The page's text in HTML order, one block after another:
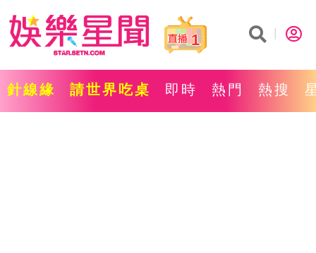
1
針線緣 請世界吃桌 即時 熱門 熱搜